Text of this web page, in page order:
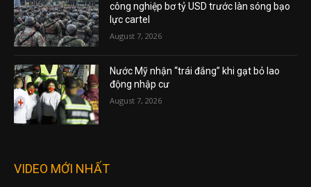
công nghiệp bơ tỷ USD trước làn sóng bạo
lực cartel
August 7, 2026
Nước Mỹ nhận “trái đắng” khi gạt bỏ lao
động nhập cư
August 7, 2026
VIDEO MỚI NHẤT